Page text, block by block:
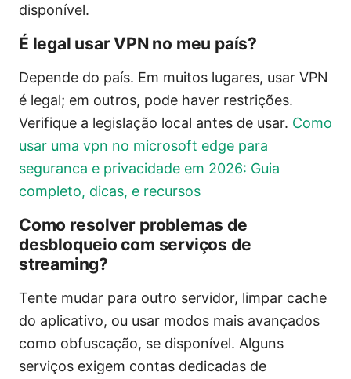
disponível.
É legal usar VPN no meu país?
Depende do país. Em muitos lugares, usar VPN
é legal; em outros, pode haver restrições.
Verifique a legislação local antes de usar. Como
usar uma vpn no microsoft edge para
seguranca e privacidade em 2026: Guia
completo, dicas, e recursos
Como resolver problemas de
desbloqueio com serviços de
streaming?
Tente mudar para outro servidor, limpar cache
do aplicativo, ou usar modos mais avançados
como obfuscação, se disponível. Alguns
serviços exigem contas dedicadas de